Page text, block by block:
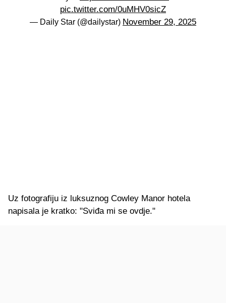
pic.twitter.com/0uMHV0sicZ
— Daily Star (@dailystar) November 29, 2025
Uz fotografiju iz luksuznog Cowley Manor hotela
napisala je kratko: "Sviđa mi se ovdje."